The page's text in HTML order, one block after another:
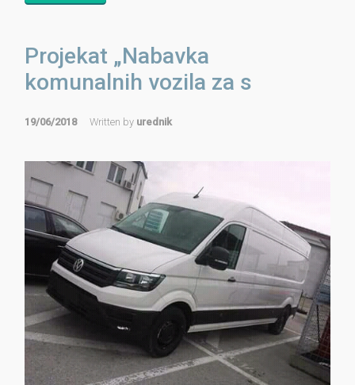
Projekat „Nabavka
komunalnih vozila za s
19/06/2018 Written by urednik